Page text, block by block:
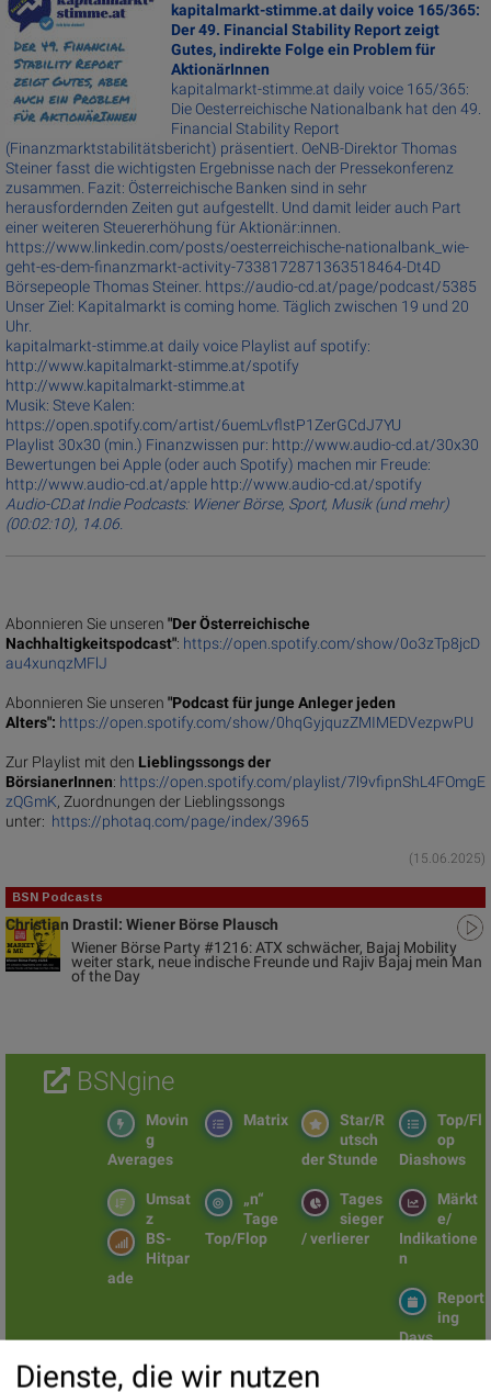
kapitalmarkt-stimme.at daily voice 165/365:
Der 49. Financial Stability Report zeigt
Gutes, indirekte Folge ein Problem für
AktionärInnen
kapitalmarkt-stimme.at daily voice 165/365:
Die Oesterreichische Nationalbank hat den 49.
Financial Stability Report
(Finanzmarktstabilitätsbericht) präsentiert. OeNB-Direktor Thomas
Steiner fasst die wichtigsten Ergebnisse nach der Pressekonferenz
zusammen. Fazit: Österreichische Banken sind in sehr
herausfordernden Zeiten gut aufgestellt. Und damit leider auch Part
einer weiteren Steuererhöhung für Aktionär:innen.
https://www.linkedin.com/posts/oesterreichische-nationalbank_wie-
geht-es-dem-finanzmarkt-activity-7338172871363518464-Dt4D
Börsepeople Thomas Steiner. https://audio-cd.at/page/podcast/5385
Unser Ziel: Kapitalmarkt is coming home. Täglich zwischen 19 und 20
Uhr.
kapitalmarkt-stimme.at daily voice Playlist auf spotify:
http://www.kapitalmarkt-stimme.at/spotify
http://www.kapitalmarkt-stimme.at
Musik: Steve Kalen:
https://open.spotify.com/artist/6uemLvflstP1ZerGCdJ7YU
Playlist 30x30 (min.) Finanzwissen pur: http://www.audio-cd.at/30x30
Bewertungen bei Apple (oder auch Spotify) machen mir Freude:
http://www.audio-cd.at/apple http://www.audio-cd.at/spotify
Audio-CD.at Indie Podcasts: Wiener Börse, Sport, Musik (und mehr)
(00:02:10), 14.06.
Abonnieren Sie unseren "Der Österreichische
Nachhaltigkeitspodcast": https://open.spotify.com/show/0o3zTp8jcD
au4xunqzMFlJ
Abonnieren Sie unseren "Podcast für junge Anleger jeden
Alters": https://open.spotify.com/show/0hqGyjquzZMIMEDVezpwPU
Zur Playlist mit den Lieblingssongs der
BörsianerInnen: https://open.spotify.com/playlist/7l9vfipnShL4FOmgE
zQGmK, Zuordnungen der Lieblingssongs
unter: https://photaq.com/page/index/3965
(15.06.2025)
BSN Podcasts
Christian Drastil: Wiener Börse Plausch
Wiener Börse Party #1216: ATX schwächer, Bajaj Mobility
weiter stark, neue indische Freunde und Rajiv Bajaj mein Man
of the Day
BSNgine
Top/Fl
op
Diashows
Star/R
utsch
der Stunde
Matrix
Movin
g
Averages
Märkt
e/
Indikatione
n
Tages
sieger
/ verlierer
„n“
Tage
Top/Flop
Umsat
z
BS-
Hitpar
ade
Report
ing
Days
Dienste, die wir nutzen